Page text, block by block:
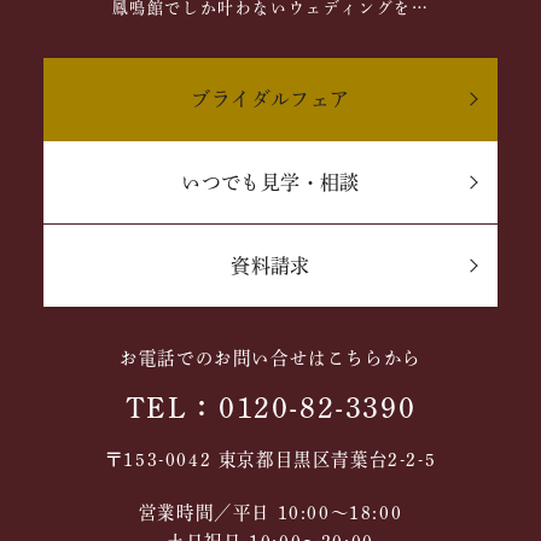
鳳鳴館でしか叶わないウェディングを…
ブライダルフェア
いつでも見学・相談
資料請求
お電話でのお問い合せはこちらから
TEL：0120-82-3390
〒153-0042 東京都目黒区青葉台2-2-5
営業時間／平日 10:00～18:00